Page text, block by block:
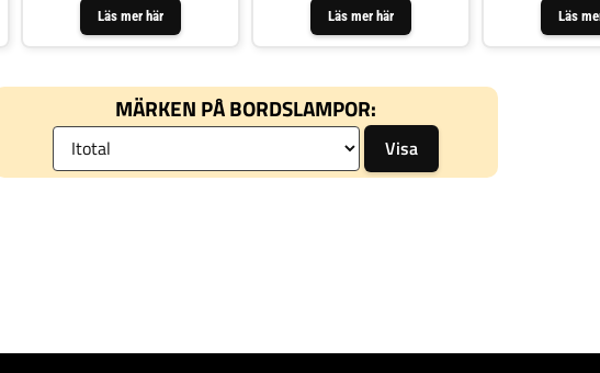
Läs mer här Läs mer här
Inuti den cylinderformade lampan
dansar realistiska maneter elegant
i vattnet medan färgerna långsamt
medföljande fjärrkontrollen kan du
enkelt justera färg, ljusstyrka och
ljuslägen efter humör och tillfälle
– från avslappnande blå toner till
pulserande neonfärger. Perfekt för
som en effektfull detalj i
Läs
MÄRKEN PÅ BORDSLAMPOR: